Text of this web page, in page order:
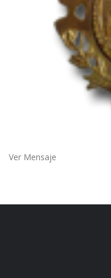
Ver Mensaje